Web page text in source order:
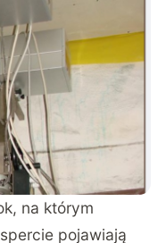
na którym
pojawiają